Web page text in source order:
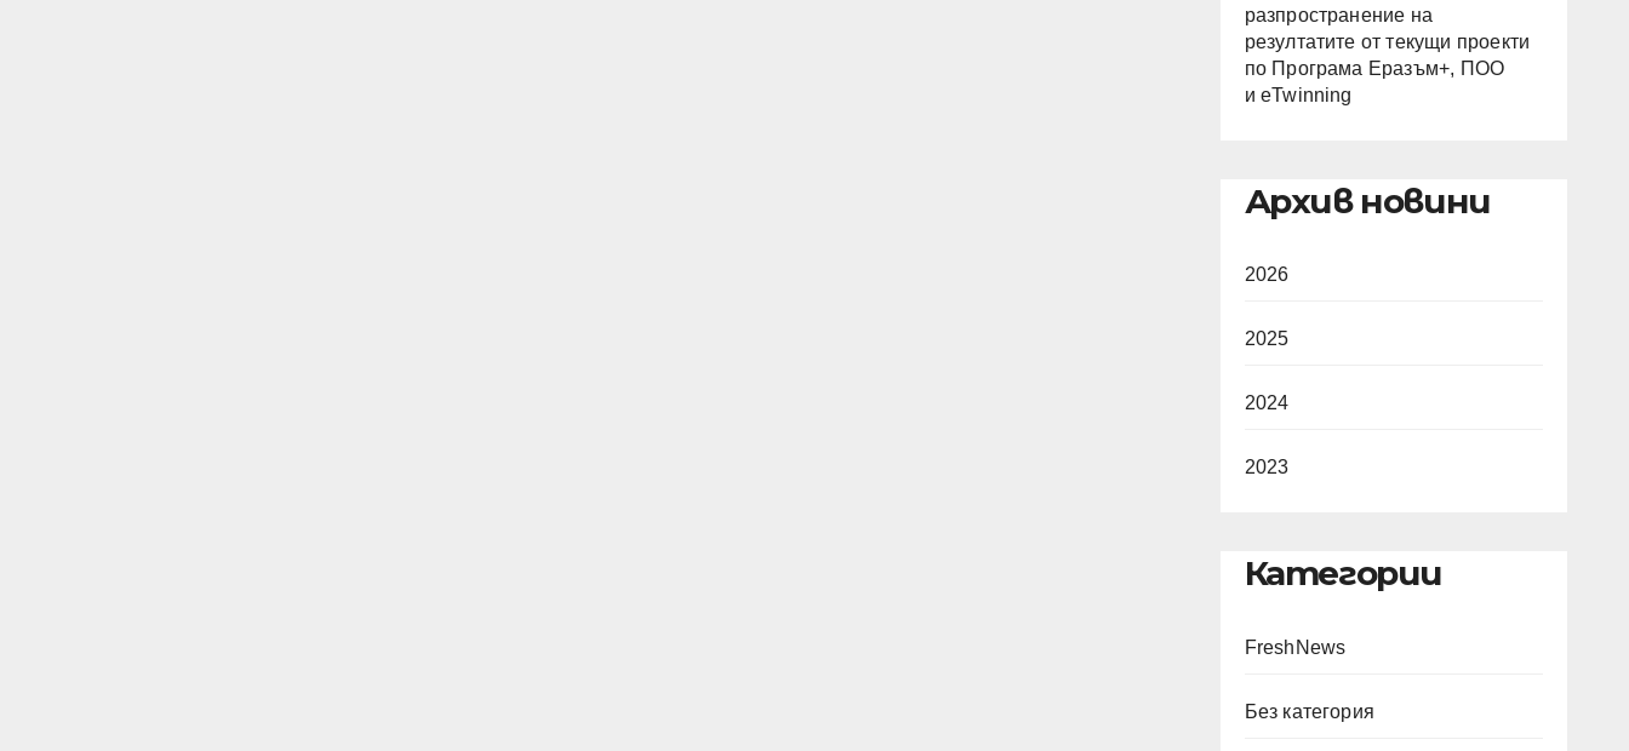
разпространение на
резултатите от текущи проекти
по Програма Еразъм+, ПОО
и eTwinning
Архив новини
2026
2025
2024
2023
Категории
FreshNews
Без категория